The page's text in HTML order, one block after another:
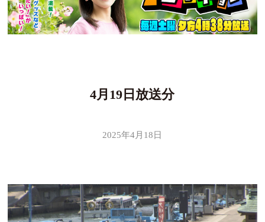
4月19日放送分
2025年4月18日